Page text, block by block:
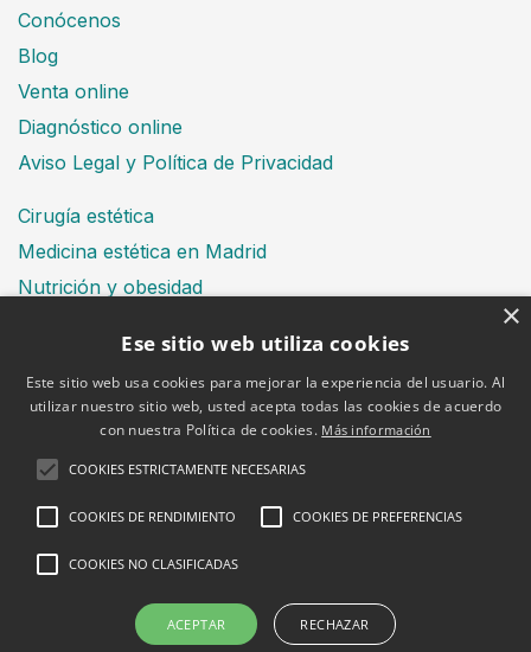
Conócenos
Blog
Venta online
Diagnóstico online
Aviso Legal y Política de Privacidad
Cirugía estética
Medicina estética en Madrid
Nutrición y obesidad
Financiación
Política de cookies
2026 © Clínica Bruselas
×
Ese sitio web utiliza cookies
Este sitio web usa cookies para mejorar la experiencia del usuario. Al
utilizar nuestro sitio web, usted acepta todas las cookies de acuerdo
con nuestra Política de cookies. Más información
COOKIES ESTRICTAMENTE NECESARIAS
COOKIES DE RENDIMIENTO COOKIES DE PREFERENCIAS
COOKIES NO CLASIFICADAS
ACEPTAR RECHAZAR